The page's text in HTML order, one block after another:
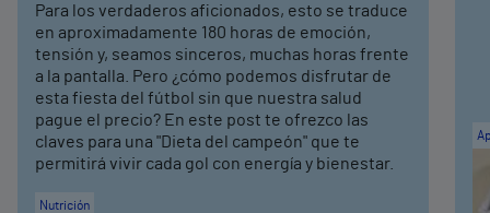
Para los verdaderos aficionados, esto se traduce
en aproximadamente 180 horas de emoción,
tensión y, seamos sinceros, muchas horas frente
a la pantalla. Pero ¿cómo podemos disfrutar de
esta fiesta del fútbol sin que nuestra salud
pague el precio? En este post te ofrezco las
claves para una "Dieta del campeón" que te
permitirá vivir cada gol con energía y bienestar.
Nutrición